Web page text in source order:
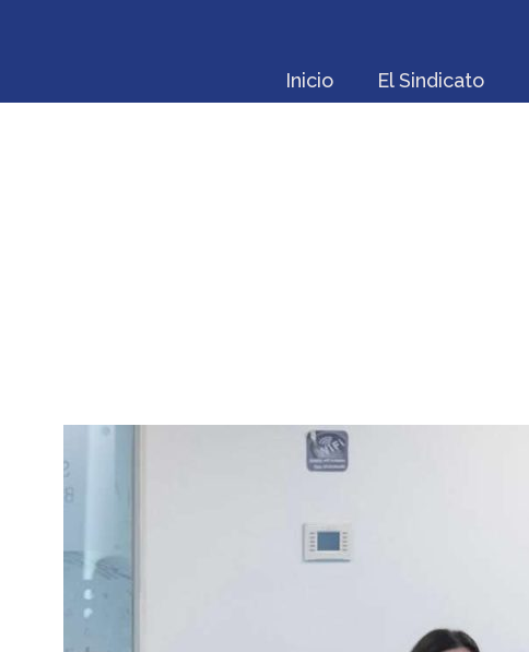
Inicio El Sindicato